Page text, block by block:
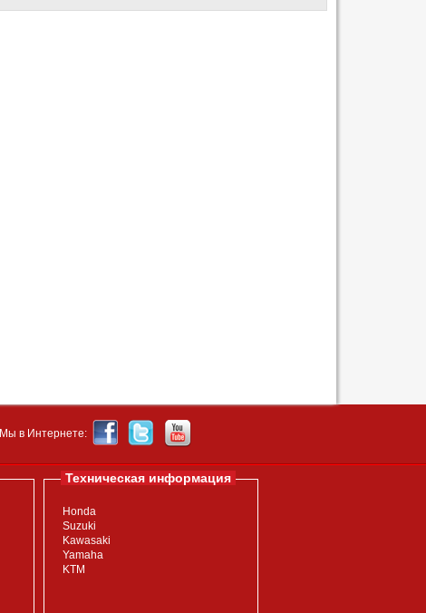
Мы в Интернете:
Техническая информация
Honda
Suzuki
Kawasaki
Yamaha
KTM